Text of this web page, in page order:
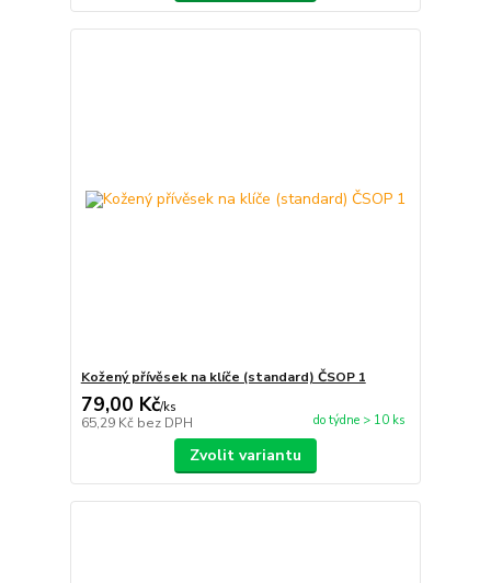
Kožený přívěsek na klíče (standard) ČSOP 1
79,00 Kč/ks
65,29 Kč bez DPH do týdne > 10 ks
Zvolit variantu